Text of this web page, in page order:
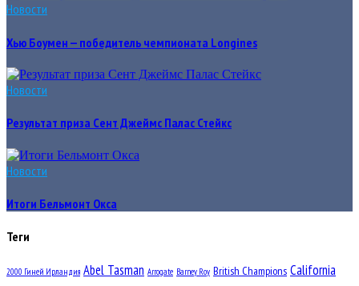
Новости
Хью Боумен — победитель чемпионата Longines
Новости
Результат приза Сент Джеймс Палас Стейкс
Новости
Итоги Бельмонт Окса
Теги
2000 Гиней Ирландия Abel Tasman Arrogate Barney Roy British Champions California